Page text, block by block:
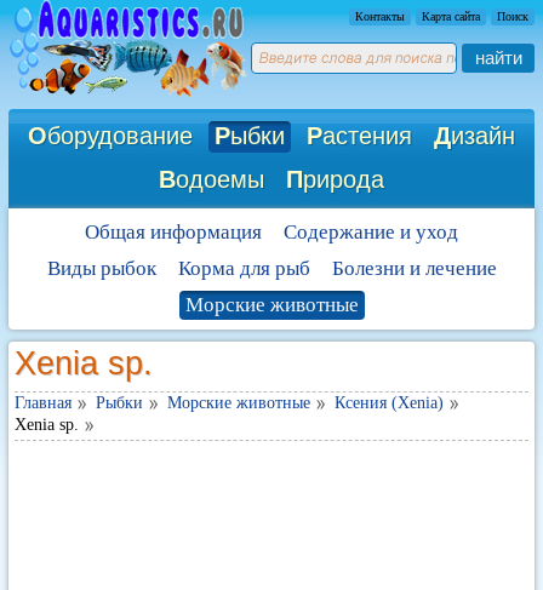
Контакты Карта сайта Поиск
найти
Оборудование Рыбки Растения Дизайн
Водоемы Природа
Общая информация
Содержание и уход
Виды рыбок
Корма для рыб
Болезни и лечение
Морские животные
Xenia sp.
Главная Рыбки Морские животные
Ксения (Xenia)
Xenia sp.